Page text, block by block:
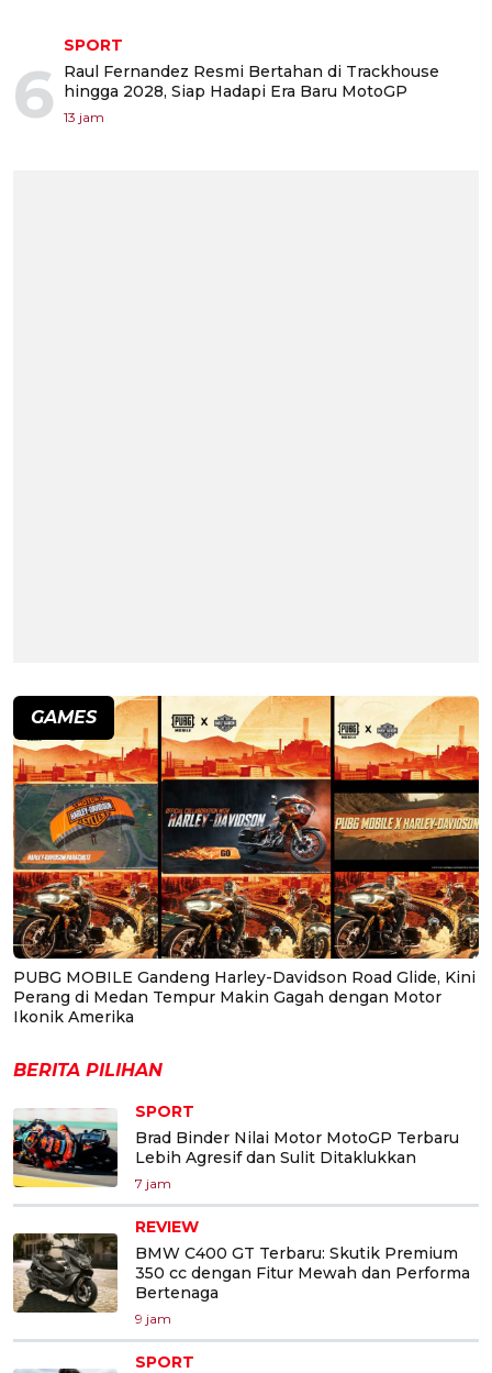
6
SPORT
Raul Fernandez Resmi Bertahan di Trackhouse
hingga 2028, Siap Hadapi Era Baru MotoGP
13 jam
GAMES
PUBG MOBILE Gandeng Harley-Davidson Road Glide, Kini
Perang di Medan Tempur Makin Gagah dengan Motor
Ikonik Amerika
BERITA PILIHAN
SPORT
Brad Binder Nilai Motor MotoGP Terbaru
Lebih Agresif dan Sulit Ditaklukkan
7 jam
REVIEW
BMW C400 GT Terbaru: Skutik Premium
350 cc dengan Fitur Mewah dan Performa
Bertenaga
9 jam
SPORT